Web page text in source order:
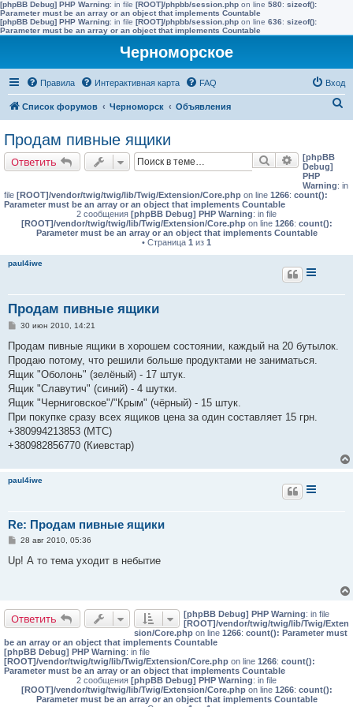
[phpBB Debug] PHP Warning: in file [ROOT]/phpbb/session.php on line 580: sizeof():
Parameter must be an array or an object that implements Countable
[phpBB Debug] PHP Warning: in file [ROOT]/phpbb/session.php on line 636: sizeof():
Parameter must be an array or an object that implements Countable
Черноморское
Правила Интерактивная карта FAQ Вход
Список форумов Черноморск Объявления
Продaм пивныe ящики
Ответить Поиск
[phpBB
Debug]
PHP
Warning: in
file [ROOT]/vendor/twig/twig/lib/Twig/Extension/Core.php on line 1266: count():
Parameter must be an array or an object that implements Countable
2 сообщения [phpBB Debug] PHP Warning: in file
[ROOT]/vendor/twig/twig/lib/Twig/Extension/Core.phpon line 1266: count():
Parameter must be an array or an object that implements Countable
• Страница 1 из 1
paul4iwe
Продaм пивныe ящики
С
о
щ
е
и
е
30 июн 2010, 14:21
Продам пивные ящики в хорошем состоянии, каждый на 20 бутылок.
Продаю потому, что решили больше продуктами не заниматься.
Ящик "Оболонь" (зелёный) - 17 штук.
Ящик "Славутич" (синий) - 4 шутки.
Ящик "Черниговское"/"Крым" (чёрный) - 15 штук.
При покупке сразу всех ящиков цена за один составляет 15 грн.
+380994213853 (МТС)
+380982856770 (Киевстар)
paul4iwe
Re: Продaм пивныe ящики
С
о
е
28 авг 2010, 05:36
Up! А то тема уходит в небытие
Ответить [phpBB Debug] PHP Warning: in file
[ROOT]/vendor/twig/twig/lib/Twig/Exten
sion/Core.php on line 1266: count(): Parameter must
be an array or an object that implements Countable
[phpBB Debug] PHP Warning: in file
[ROOT]/vendor/twig/twig/lib/Twig/Extension/Core.php on line 1266: count():
Parameter must be an array or an object that implements Countable
2 сообщения [phpBB Debug] PHP Warning: in file
[ROOT]/vendor/twig/twig/lib/Twig/Extension/Core.phpon line 1266: count():
Parameter must be an array or an object that implements Countable